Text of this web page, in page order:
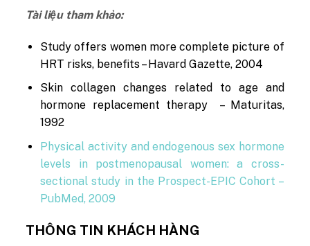
Tài liệu tham khảo:
Study offers women more complete picture of
HRT risks, benefits – Havard Gazette, 2004
Skin collagen changes related to age and
hormone replacement therapy – Maturitas,
1992
Physical activity and endogenous sex hormone
levels in postmenopausal women: a cross-
sectional study in the Prospect-EPIC Cohort –
PubMed, 2009
THÔNG TIN KHÁCH HÀNG